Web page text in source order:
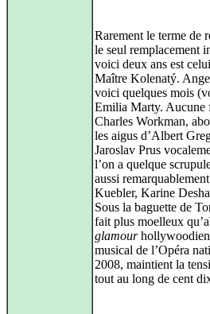
Rarement le terme de
le seul remplacement
voici deux ans est
Maître Kolenatý.
voici quelques mois
Emilia Marty. Aucune
Charles Workman,
les aigus d’Albert
Jaroslav Prus
l’on a quelque
aussi
Kuebler, Karine
Sous la baguette de
fait plus moelleux
glamour
musical de l’Opéra
2008, maintient la
tout au long de cent